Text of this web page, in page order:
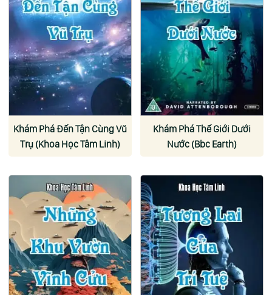
Khám Phá Đến Tận Cùng Vũ
Trụ (Khoa Học Tâm Linh)
Khám Phá Thế Giới Dưới
Nước (Bbc Earth)